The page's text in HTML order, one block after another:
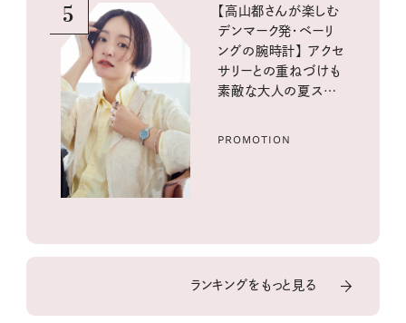
5
【高山都さんが楽しむ
デンマーク発・ベーリ
ングの腕時計】 アクセ
サリーとの重ねづけも
素敵な大人の夏スタイ
PROMOTION
ランキングをもっと見る